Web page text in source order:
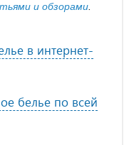
и обзорами
в интернет-
белье по всей